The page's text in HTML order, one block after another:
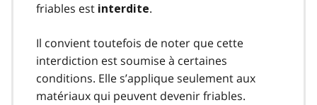
friables est interdite.
Il convient toutefois de noter que cette
interdiction est soumise à certaines
conditions. Elle s’applique seulement aux
matériaux qui peuvent devenir friables.